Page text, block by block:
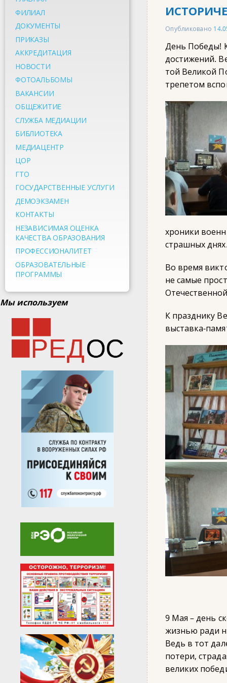
ФИЛИАЛ
ДОКУМЕНТЫ
ПРИКАЗЫ
АККРЕДИТАЦИЯ
НОВОСТИ
ФОТОАЛЬБОМЫ
ВАКАНСИИ
ОБЩЕЖИТИЕ
СЛУЖБА МЕДИАЦИИ
БИБЛИОТЕКА
МЕДИАЦЕНТР
ЦОР
ГТО
ГОСУДАРСТВЕННЫЕ УСЛУГИ
ДЕМОЭКЗАМЕН
КОНТАКТЫ
НЕЗАВИСИМАЯ ОЦЕНКА
КАЧЕСТВА ОБРАЗОВАНИЯ
ПРОФЕССИОНАЛИТЕТ
ОБРАЗОВАТЕЛЬНЫЕ
ПРОГРАММЫ
Мы используем
Опубликовано
День Победы!
достижений.
той Великой
трепетом
хроники
страшных
Во время
не самые
К празднику
выставка-
9 Мая – день
жизнью ради
Ведь в тот
потери,
великих